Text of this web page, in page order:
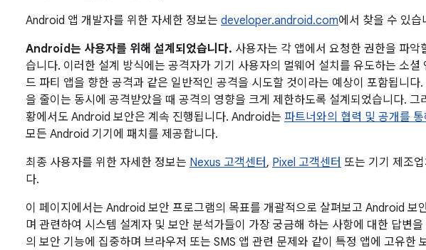
Android 앱 개발자를 위한 자세한 정보는 developer.android.com에서 찾을 수 있습
Android는 사용자를 위해 설계되었습니다. 사용자는 각 앱에서 요청한 권한을 파
습니다. 이러한 설계 방식에는 공격자가 기기 사용자의 멀웨어 설치를 유도하는 소
드 파티 앱을 향한 공격과 같은 일반적인 공격을 시도할 것이라는 예상이 포함됩니
을 줄이는 동시에 공격받았을 때 공격의 영향을 크게 제한하도록 설계되었습니다.
황에서도 Android 보안은 계속 진행됩니다. Android는 파트너와의 협력 및 공개를 통
모든 Android 기기에 패치를 제공합니다.
최종 사용자를 위한 자세한 정보는 Nexus 고객센터, Pixel 고객센터 또는 기기 제조
다.
이 페이지에서는 Android 보안 프로그램의 목표를 개괄적으로 살펴보고 Android 보
며 관련하여 시스템 설계자 및 보안 분석가들이 가장 궁금해 하는 사항에 대한 답변
의 보안 기능에 집중하며 브라우저 또는 SMS 앱 관련 문제와 같이 특정 앱에 고유한